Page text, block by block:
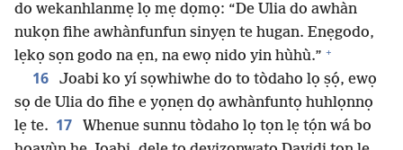
do wekanhlanmẹ lọ mẹ dọmọ: “De Ulia do awhàn
nukọn fihe awhànfunfun sinyẹn te hugan. Enẹgodo,
lẹkọ sọn godo na ẹn, na ewọ nido yin hùhù.” +
16
Joabi ko yí sọwhiwhe do to tòdaho lọ ṣọ́, ewọ
sọ de Ulia do fihe e yọnẹn dọ awhànfuntọ huhlọnnọ
lẹ te. 17
Whenue sunnu tòdaho lọ tọn lẹ tọ́n wá bo